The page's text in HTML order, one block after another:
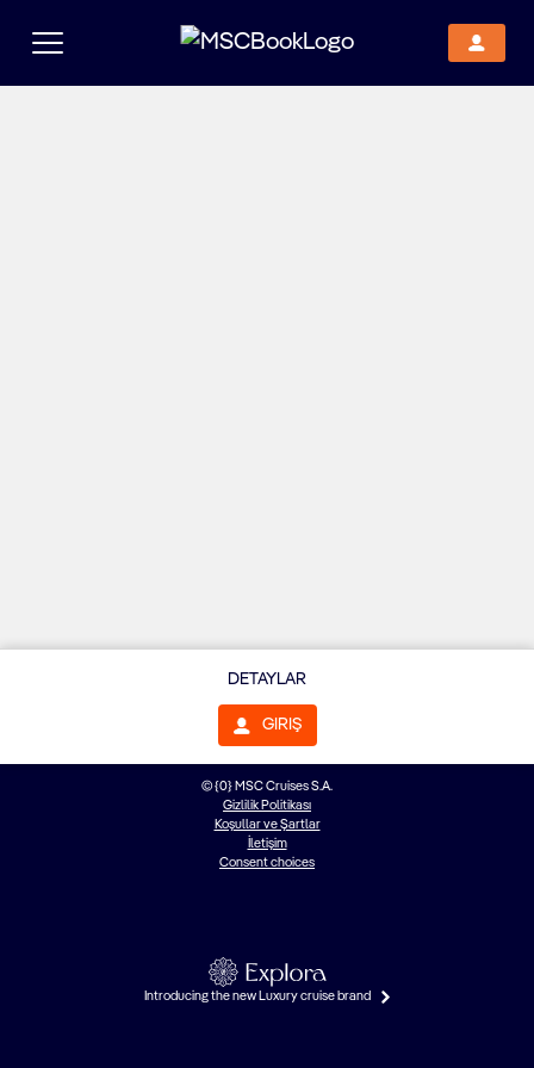
© {0} MSC Cruises S.A.
Gizlilik Politikası
Koşullar ve Şartlar
İletişim
Consent choices
Introducing the new Luxury cruise brand
DETAYLAR
GIRIŞ